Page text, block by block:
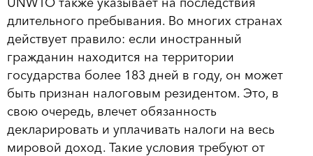
длительного пребывания. Во многих странах
действует правило: если иностранный
гражданин находится на территории
государства более 183 дней в году, он может
быть признан налоговым резидентом. Это, в
свою очередь, влечет обязанность
декларировать и уплачивать налоги на весь
мировой доход. Такие условия требуют от